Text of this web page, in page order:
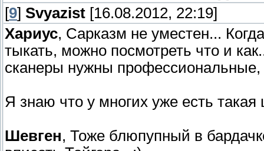
[9] Svyazist [16.08.2012, 22:19]
Хариус, Сарказм не уместен...
тыкать, можно посмотреть что и
сканеры нужны
Я знаю что у многих уже есть
Шевген, Тоже блюпупный в